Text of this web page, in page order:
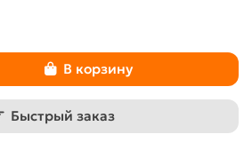
В корзину
Быстрый заказ